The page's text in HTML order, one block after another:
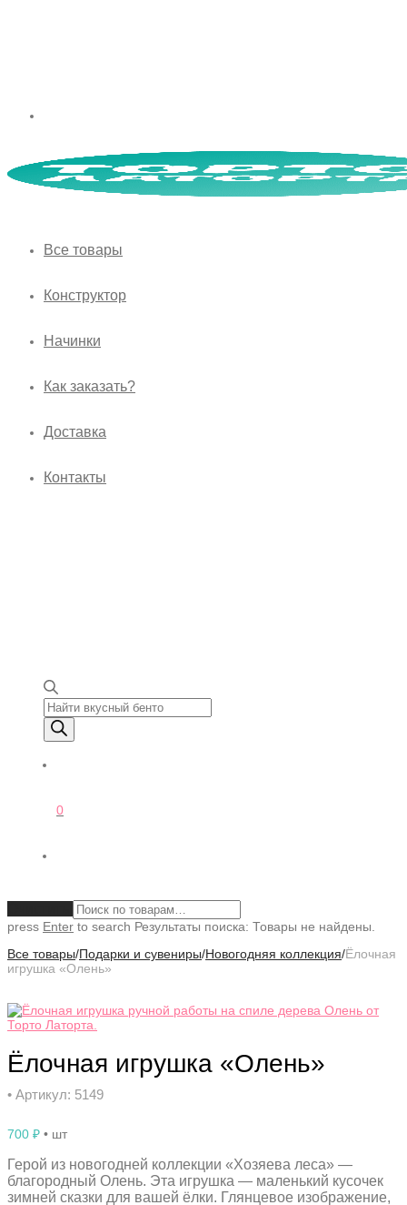
Все товары
Конструктор
Начинки
Как заказать?
Доставка
Контакты
Поиск товаров
0
press Enter to search Результаты поиска: Товары не найдены.
Все товары/Подарки и сувениры/Новогодняя коллекция/Ёлочная
игрушка «Олень»
Ёлочная игрушка «Олень»
• Артикул: 5149
700 ₽ • шт
Герой из новогодней коллекции «Хозяева леса» —
благородный Олень. Эта игрушка — маленький кусочек
зимней сказки для вашей ёлки. Глянцевое изображение,